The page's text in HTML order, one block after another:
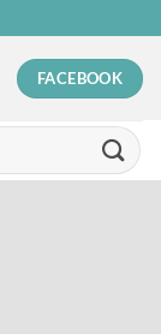
FACEBOOK